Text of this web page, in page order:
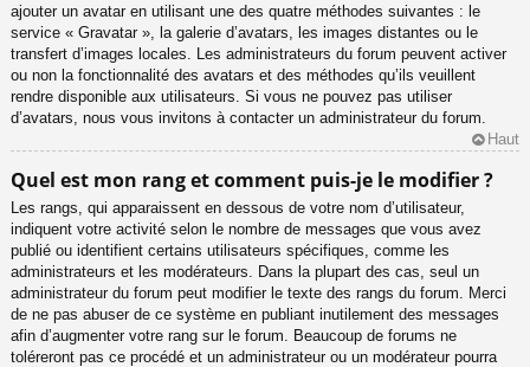
ajouter un avatar en utilisant une des quatre méthodes suivantes : le
service « Gravatar », la galerie d’avatars, les images distantes ou le
transfert d’images locales. Les administrateurs du forum peuvent activer
ou non la fonctionnalité des avatars et des méthodes qu’ils veuillent
rendre disponible aux utilisateurs. Si vous ne pouvez pas utiliser
d’avatars, nous vous invitons à contacter un administrateur du forum.
Haut
Quel est mon rang et comment puis-je le modifier ?
Les rangs, qui apparaissent en dessous de votre nom d’utilisateur,
indiquent votre activité selon le nombre de messages que vous avez
publié ou identifient certains utilisateurs spécifiques, comme les
administrateurs et les modérateurs. Dans la plupart des cas, seul un
administrateur du forum peut modifier le texte des rangs du forum. Merci
de ne pas abuser de ce système en publiant inutilement des messages
afin d’augmenter votre rang sur le forum. Beaucoup de forums ne
toléreront pas ce procédé et un administrateur ou un modérateur pourra